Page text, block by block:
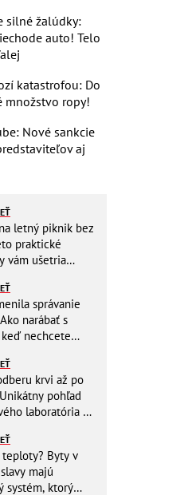
silné žalúdky:
auto! Telo
katastrofou: Do
množstvo ropy!
Nové sankcie
aj
letný piknik bez
praktické
vám ušetria
správanie
narábať s
nechcete
krvi až po
pohľad
laboratória na
Byty v
majú
systém, ktorý